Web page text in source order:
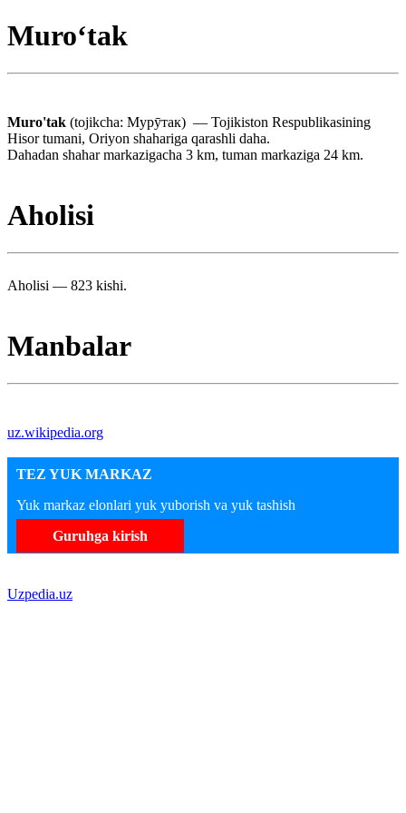
Muroʻtak
Muro'tak (tojikcha: Мурӯтак) — Tojikiston Respublikasining
Hisor tumani, Oriyon shahariga qarashli daha.
Dahadan shahar markazigacha 3 km, tuman markaziga 24 km.
Aholisi
Aholisi — 823 kishi.
Manbalar
uz.wikipedia.org
TEZ YUK MARKAZ
Yuk markaz elonlari yuk yuborish va yuk tashish
Guruhga kirish
Uzpedia.uz